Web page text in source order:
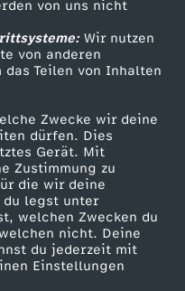
von uns nicht
Wir nutzen
von anderen
Teilen von Inhalten
Zwecke wir deine
dürfen. Dies
Gerät. Mit
Zustimmung zu
die wir deine
du legst unter
welchen Zwecken du
nicht. Deine
du jederzeit mit
Einstellungen